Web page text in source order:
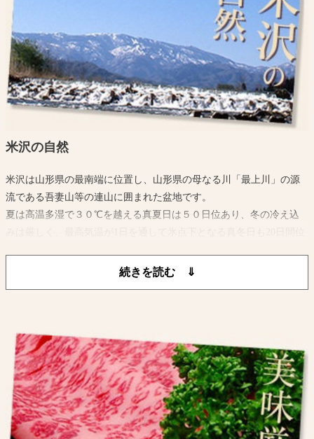
米沢の自然
米沢は山形県の最南端に位置し、山形県の母なる川「最上川」の源
流である吾妻山等の連山に囲まれた盆地です。
夏は高温多湿で３０℃を越える真夏日は５０日位あり、冬の冷え込
また、平年の最高積雪深が約100cmに達するほどの降雪量があり特別
吾妻山から湧き出る水と水稲単作地帯ゆえに稲わらが豊富にあり米
沢牛の質をさらに高めております。
このような自然環境に加えて米沢牛生産農家の愛情と長い伝統に培
われた 飼育技術によってきめ細かい肉質と風味豊かな米沢牛が生産
されているのです。